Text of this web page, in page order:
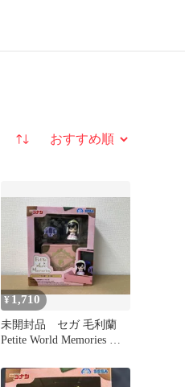
並び替え
¥ 1,710
未開封品 セガ 毛利蘭
Petite World Memories ミ
ン